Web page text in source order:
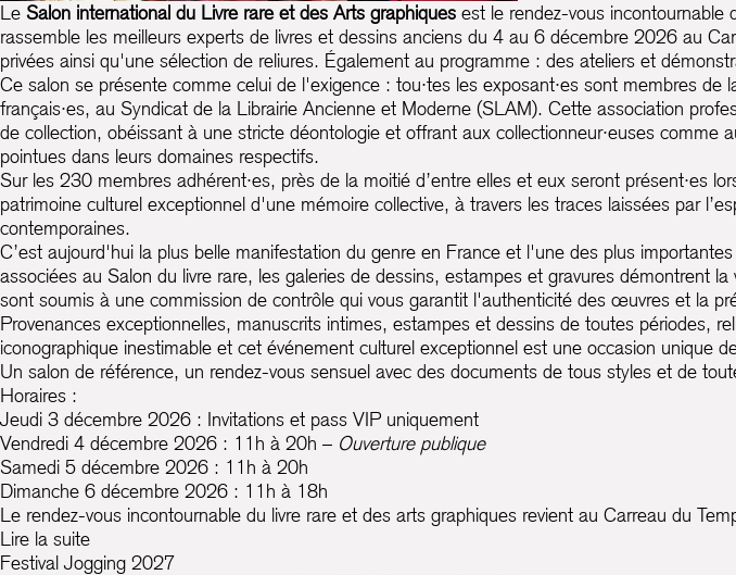
Le Salon international du Livre rare et des Arts graphiques est le rendez-vous incontournable
rassemble les meilleurs experts de livres et dessins anciens du 4 au 6 décembre 2026 au
privées ainsi qu'une sélection de reliures. Également au programme : des ateliers et
Ce salon se présente comme celui de l'exigence : tou·tes les exposant·es sont membres
français·es, au Syndicat de la Librairie Ancienne et Moderne (SLAM). Cette association
de collection, obéissant à une stricte déontologie et offrant aux collectionneur·euses comme
pointues dans leurs domaines respectifs.
Sur les 230 membres adhérent·es, près de la moitié d’entre elles et eux seront présent·es
patrimoine culturel exceptionnel d'une mémoire collective, à travers les traces laissées par
contemporaines.
C’est aujourd'hui la plus belle manifestation du genre en France et l'une des plus
associées au Salon du livre rare, les galeries de dessins, estampes et gravures démontrent
sont soumis à une commission de contrôle qui vous garantit l'authenticité des œuvres et la
Provenances exceptionnelles, manuscrits intimes, estampes et dessins de toutes
iconographique inestimable et cet événement culturel exceptionnel est une occasion unique
Un salon de référence, un rendez-vous sensuel avec des documents de tous styles et de
Horaires :
Jeudi 3 décembre 2026 : Invitations et pass VIP uniquement
Vendredi 4 décembre 2026 : 11h à 20h – Ouverture publique
Samedi 5 décembre 2026 : 11h à 20h
Dimanche 6 décembre 2026 : 11h à 18h
Le rendez-vous incontournable du livre rare et des arts graphiques revient au Carreau du
Lire la suite
Festival Jogging 2027